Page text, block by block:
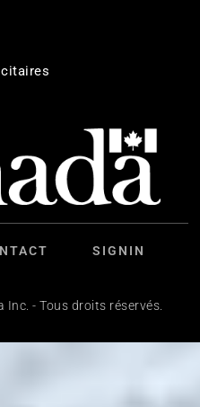
SIGNIN
- Tous droits réservés.